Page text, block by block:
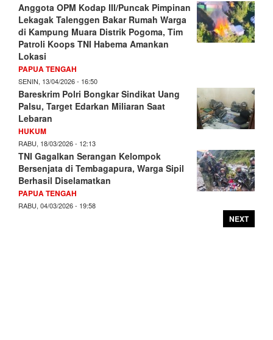
Anggota OPM Kodap III/Puncak Pimpinan
Lekagak Talenggen Bakar Rumah Warga
di Kampung Muara Distrik Pogoma, Tim
Patroli Koops TNI Habema Amankan
Lokasi
PAPUA TENGAH
SENIN, 13/04/2026 - 16:50
Bareskrim Polri Bongkar Sindikat Uang
Palsu, Target Edarkan Miliaran Saat
Lebaran
HUKUM
RABU, 18/03/2026 - 12:13
TNI Gagalkan Serangan Kelompok
Bersenjata di Tembagapura, Warga Sipil
Berhasil Diselamatkan
PAPUA TENGAH
RABU, 04/03/2026 - 19:58
NEXT